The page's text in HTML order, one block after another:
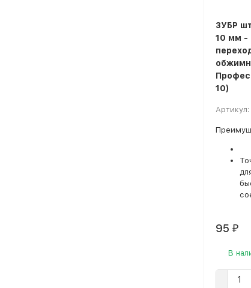
ЗУБР
10 мм -
10)
Артикул:
95 ₽
В